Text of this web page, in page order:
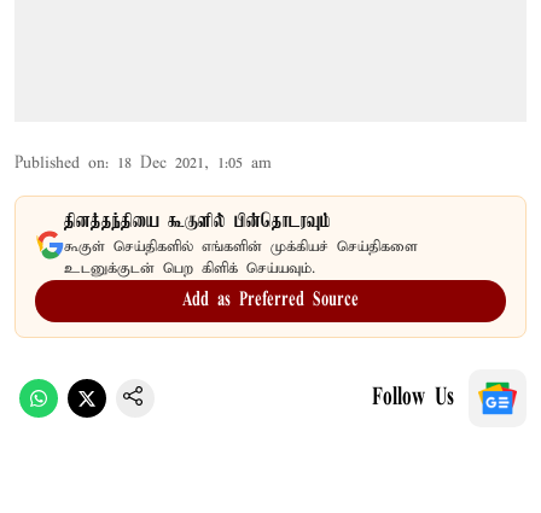
Published on: 18 Dec 2021, 1:05 am
தினத்தந்தியை கூகுளில் பின்தொடரவும்
கூகுள் செய்திகளில் எங்களின் முக்கியச் செய்திகளை
உடனுக்குடன் பெற கிளிக் செய்யவும்.
Add as Preferred Source
Follow Us